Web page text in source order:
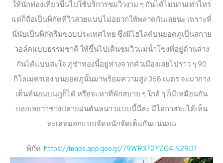
ให้นักท่องเที่ยวขึ้นไปใช้บริการชมวิวงาม ๆ กันได้ไม่นานเท่าไหร่
แต่ก็ถือเป็นพิกัดที่วิวสวยแบบไม่อยากให้พลาดกันเลยนะ เพราะที่
นี่นับเป็นพิกัดริมขอบประเทศไทย ซึ่งมีไฮไลต์บนยอดภูเป็นสกาย
วอล์คแบบธรรมชาติ ให้ขึ้นไปเดินชมวิวแม่น้ำโขงที่อยู่ด้านล่าง
กันได้แบบสะใจ ภูซำทองนี้อยู่ห่างจากตัวเมืองเลยไปราว ๆ 90
กิโลเมตรเอง บนยอดภูนั้นมาพร้อมความสูง 368 เมตร จะมากาง
เต็นท์นอนบนภูก็ได้ หรือจะหาที่พักสบาย ๆ ใกล้ ๆ ก็มีเหมือนกัน
บอกเลยว่าช่วงปลายฝนต้นหนาวแบบนี้นี่ละ มีโอกาสจะได้เห็น
ทะเลหมอกแบบจัดหนักจัดเต็มกันแน่นอน
พิกัด :https://maps.app.goo.gl/79WR372YZG4iN29D7